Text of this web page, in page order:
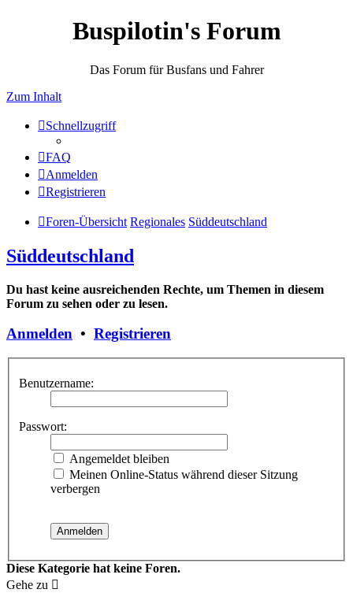
Buspilotin's Forum
Das Forum für Busfans und Fahrer
Zum Inhalt
Schnellzugriff
FAQ
Anmelden
Registrieren
Foren-Übersicht Regionales Süddeutschland
Süddeutschland
Du hast keine ausreichenden Rechte, um Themen in diesem
Forum zu sehen oder zu lesen.
Anmelden • Registrieren
Benutzername:
Passwort:
Angemeldet bleiben
Meinen Online-Status während dieser Sitzung
verbergen
Diese Kategorie hat keine Foren.
Gehe zu